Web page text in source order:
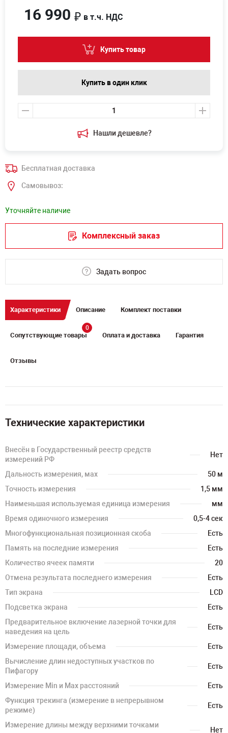
Нашли дешевле?
16 990 ₽ в т.ч. НДС
Купить товар
Купить в один клик
Бесплатная доставка
Самовывоз:
Уточняйте наличие
Комплексный заказ
Задать вопрос
Характеристики Описание Комплект поставки
Сопутствующие товары
0
Оплата и доставка Гарантия
Отзывы
Технические характеристики
Внесён в Государственный реестр средств
измерений РФ
Нет
Дальность измерения, мах
50 м
Точность измерения
1,5 мм
Наименьшая используемая единица измерения
мм
Время одиночного измерения
0,5-4 сек
Многофункциональная позиционная скоба
Есть
Память на последние измерения
Есть
Количество ячеек памяти
20
Отмена результата последнего измерения
Есть
Тип экрана
LCD
Подсветка экрана
Есть
Предварительное включение лазерной точки для
наведения на цель
Есть
Измерение площади, объема
Есть
Вычисление длин недоступных участков по
Пифагору
Есть
Измерение Min и Max расстояний
Есть
Функция трекинга (измерение в непрерывном
режиме)
Есть
Измерение длины между верхними точками
Нет